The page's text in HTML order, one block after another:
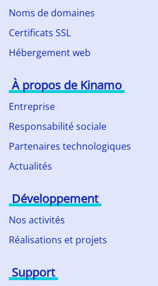
Noms de domaines
Certificats SSL
Hébergement web
À propos de Kinamo
Entreprise
Responsabilité sociale
Partenaires technologiques
Actualités
Développement
Nos activités
Réalisations et projets
Support